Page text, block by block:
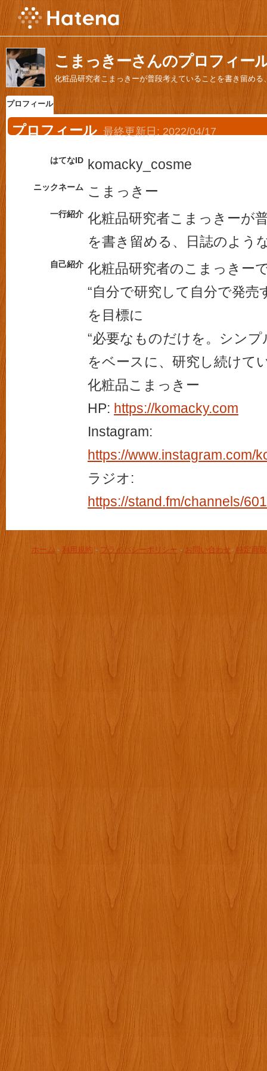
こまっきーさんのプロフィー
化粧品研究者こまっきーが普段考えていることを書き留める
プロフィール
プロフィール 最終更新日: 2022/04/17
はてなID komacky_cosme
ニックネーム こまっきー
一行紹介 化粧品研究者こまっきーが
を書き留める、日誌のよう
自己紹介 化粧品研究者のこまっきー
“自分で研究して自分で発売
を目標に
“必要なものだけを。シンプ
をベースに、研究し続けて
化粧品こまっきー
HP: https://komacky.com
Instagram:
https://www.instagram.com/
ラジオ:
https://stand.fm/channels/
ホーム - 利用規約 - プライバシーポリシー - お問い合わせ- 特定商